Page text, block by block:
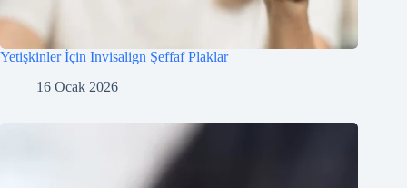
Yetişkinler İçin Invisalign Şeffaf Plaklar
16 Ocak 2026